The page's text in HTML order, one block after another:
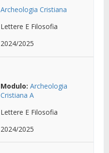
Archeologia Cristiana
Lettere E Filosofia
2024/2025
Modulo: Archeologia
Cristiana A
Lettere E Filosofia
2024/2025